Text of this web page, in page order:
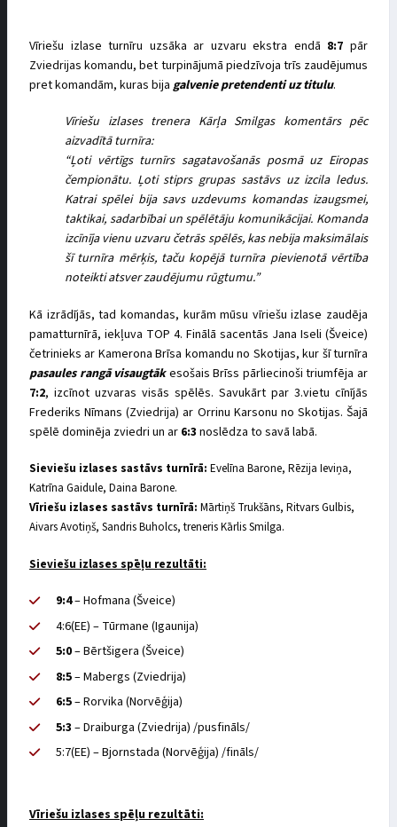
Vīriešu izlase turnīru uzsāka ar uzvaru ekstra endā 8:7 pār
Zviedrijas komandu, bet turpinājumā piedzīvoja trīs zaudējumus
pret komandām, kuras bija galvenie pretendenti uz titulu.
Vīriešu izlases trenera Kārļa Smilgas komentārs pēc
aizvadītā turnīra:
“Ļoti vērtīgs turnīrs sagatavošanās posmā uz Eiropas
čempionātu. Ļoti stiprs grupas sastāvs uz izcila ledus.
Katrai spēlei bija savs uzdevums komandas izaugsmei,
taktikai, sadarbībai un spēlētāju komunikācijai. Komanda
izcīnīja vienu uzvaru četrās spēlēs, kas nebija maksimālais
šī turnīra mērķis, taču kopējā turnīra pievienotā vērtība
noteikti atsver zaudējumu rūgtumu.”
Kā izrādījās, tad komandas, kurām mūsu vīriešu izlase zaudēja
pamatturnīrā, iekļuva TOP 4. Finālā sacentās Jana Iseli (Šveice)
četrinieks ar Kamerona Brīsa komandu no Skotijas, kur šī turnīra
pasaules rangā visaugtākesošais Brīss pārliecinoši triumfēja ar
7:2, izcīnot uzvaras visās spēlēs. Savukārt par 3.vietu cīnījās
Frederiks Nīmans (Zviedrija) ar Orrinu Karsonu no Skotijas. Šajā
spēlē dominēja zviedri un ar 6:3 noslēdza to savā labā.
Sieviešu izlases sastāvs turnīrā: Evelīna Barone, Rēzija Ieviņa,
Katrīna Gaidule, Daina Barone.
Vīriešu izlases sastāvs turnīrā: Mārtiņš Trukšāns, Ritvars Gulbis,
Aivars Avotiņš, Sandris Buholcs, treneris Kārlis Smilga.
Sieviešu izlases spēļu rezultāti:
9:4– Hofmana (Šveice)
4:6(EE) – Tūrmane (Igaunija)
5:0– Bērtšigera (Šveice)
8:5– Mabergs (Zviedrija)
6:5– Rorvika (Norvēģija)
5:3 – Draiburga (Zviedrija) /pusfināls/
5:7(EE) – Bjornstada (Norvēģija) /fināls/
Vīriešu izlases spēļu rezultāti: